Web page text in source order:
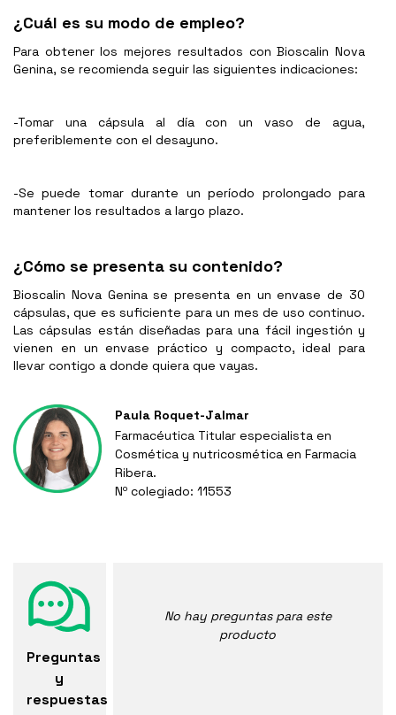
¿Cuál es su modo de empleo?
Para obtener los mejores resultados con Bioscalin Nova
Genina, se recomienda seguir las siguientes indicaciones:
-Tomar una cápsula al día con un vaso de agua,
preferiblemente con el desayuno.
-Se puede tomar durante un período prolongado para
mantener los resultados a largo plazo.
¿Cómo se presenta su contenido?
Bioscalin Nova Genina se presenta en un envase de 30
cápsulas, que es suficiente para un mes de uso continuo.
Las cápsulas están diseñadas para una fácil ingestión y
vienen en un envase práctico y compacto, ideal para
llevar contigo a donde quiera que vayas.
Paula Roquet-Jalmar
Farmacéutica Titular especialista en
Cosmética y nutricosmética en Farmacia
Ribera.
Nº colegiado: 11553
Preguntas
y
respuestas
No hay preguntas para este
producto